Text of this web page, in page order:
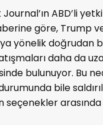
ABD’li
göre, Trump
yönelik doğrudan
daha da
bulunuyor. Bu
bile
seçenekler